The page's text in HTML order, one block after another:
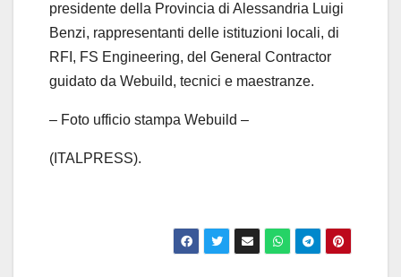
presidente della Provincia di Alessandria Luigi
Benzi, rappresentanti delle istituzioni locali, di
RFI, FS Engineering, del General Contractor
guidato da Webuild, tecnici e maestranze.
– Foto ufficio stampa Webuild –
(ITALPRESS).